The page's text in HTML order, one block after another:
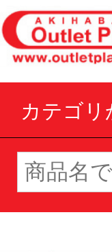
カテゴリ